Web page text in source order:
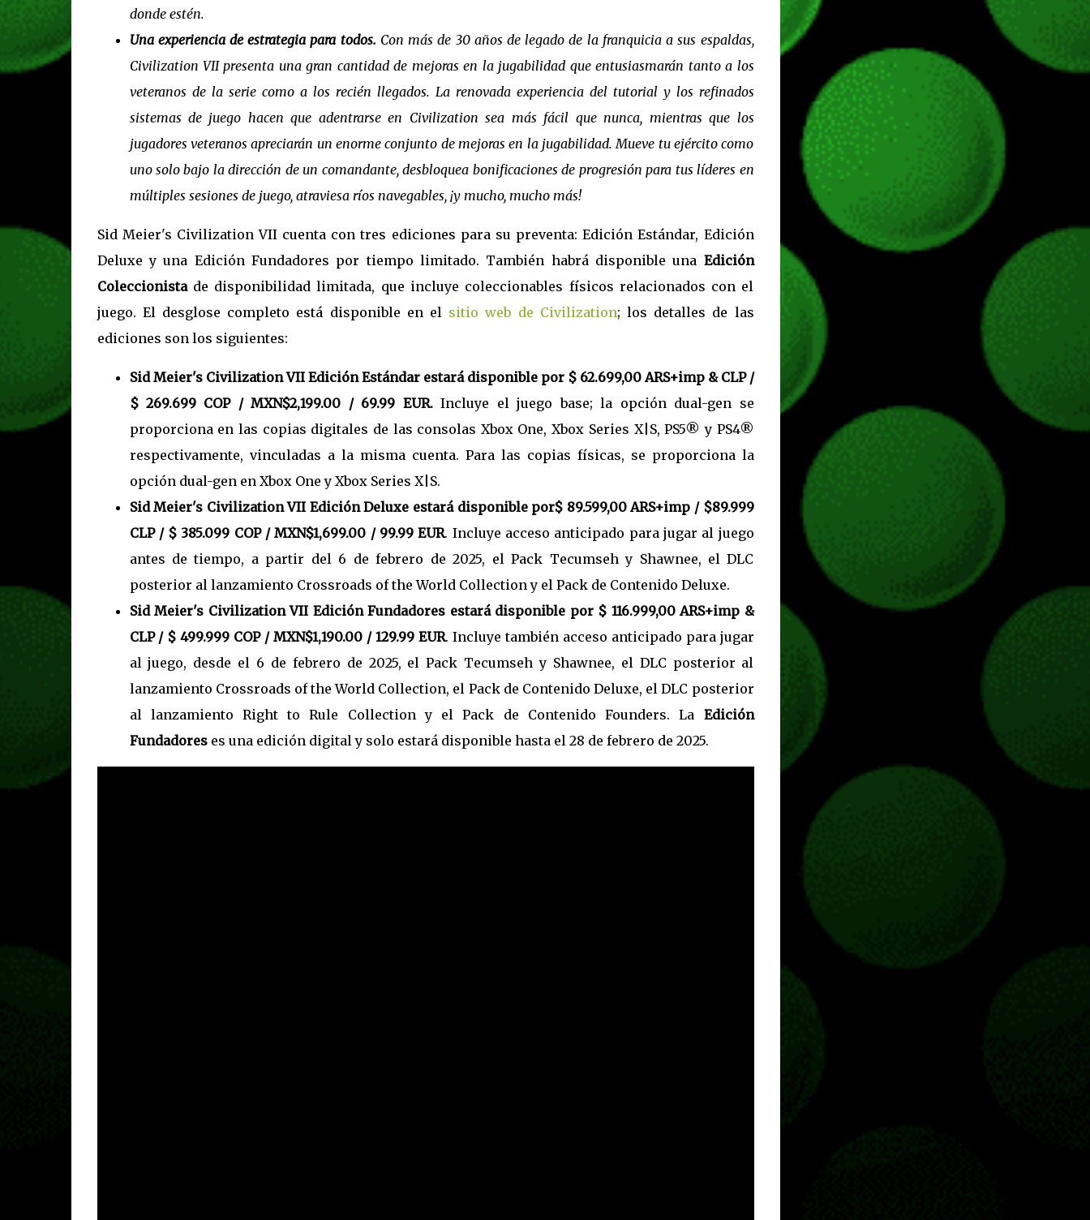
donde estén.
Una experiencia de estrategia para todos. Con más de 30 años de legado de la franquicia a sus espaldas,
Civilization VII presenta una gran cantidad de mejoras en la jugabilidad que entusiasmarán tanto a los
veteranos de la serie como a los recién llegados. La renovada experiencia del tutorial y los refinados
sistemas de juego hacen que adentrarse en Civilization sea más fácil que nunca, mientras que los
jugadores veteranos apreciarán un enorme conjunto de mejoras en la jugabilidad. Mueve tu ejército como
uno solo bajo la dirección de un comandante, desbloquea bonificaciones de progresión para tus líderes en
múltiples sesiones de juego, atraviesa ríos navegables, ¡y mucho, mucho más!
Sid Meier's Civilization VII cuenta con tres ediciones para su preventa: Edición Estándar, Edición
Deluxe y una Edición Fundadores por tiempo limitado. También habrá disponible una Edición
Coleccionistade disponibilidad limitada, que incluye coleccionables físicos relacionados con el
juego. El desglose completo está disponible en el sitio web de Civilization; los detalles de las
ediciones son los siguientes:
Sid Meier's Civilization VII Edición Estándar estará disponible por $ 62.699,00 ARS+imp & CLP /
$ 269.699 COP / MXN$2,199.00 / 69.99 EUR.Incluye el juego base; la opción dual-gen se
proporciona en las copias digitales de las consolas Xbox One, Xbox Series X|S, PS5® y PS4®
respectivamente, vinculadas a la misma cuenta. Para las copias físicas, se proporciona la
opción dual-gen en Xbox One y Xbox Series X|S.
Sid Meier's Civilization VII Edición Deluxe estará disponible por$ 89.599,00 ARS+imp / $89.999
CLP / $ 385.099 COP / MXN$1,699.00 / 99.99 EUR. Incluye acceso anticipado para jugar al juego
antes de tiempo, a partir del 6 de febrero de 2025, el Pack Tecumseh y Shawnee, el DLC
posterior al lanzamiento Crossroads of the World Collection y el Pack de Contenido Deluxe.
Sid Meier's Civilization VII Edición Fundadores estará disponible por $ 116.999,00 ARS+imp &
CLP / $ 499.999 COP / MXN$1,190.00 / 129.99 EUR. Incluye también acceso anticipado para jugar
al juego, desde el 6 de febrero de 2025, el Pack Tecumseh y Shawnee, el DLC posterior al
lanzamiento Crossroads of the World Collection, el Pack de Contenido Deluxe, el DLC posterior
al lanzamiento Right to Rule Collection y el Pack de Contenido Founders. La Edición
Fundadoreses una edición digital y solo estará disponible hasta el 28 de febrero de 2025.
encuentran en algunas regiones de América
Latina. Podremos ver una lista más
desarrollada, con vídeos o una descripción
de los juegos disponibles de forma gratuita
en Xbox Series, Xbox One y Xbox 360 a
continuación. LOS F2P DEJARON DE PEDIR
DE XBOX LIVE GOLD HACE TIEMPO Desde
hace más de un año, juegos como Fortnite,
Apex Legends, Halo Infinite, entre muchos
otros dejaron de pedir cualquier tipo de
suscripción de pago para ser jugados desde
Xbox One o Xbox Series. JUEGOS
GRATUITOS EN XBOX SERIES Gracias a la
retrocompatibilidad podremos jugar todo lo
que y...